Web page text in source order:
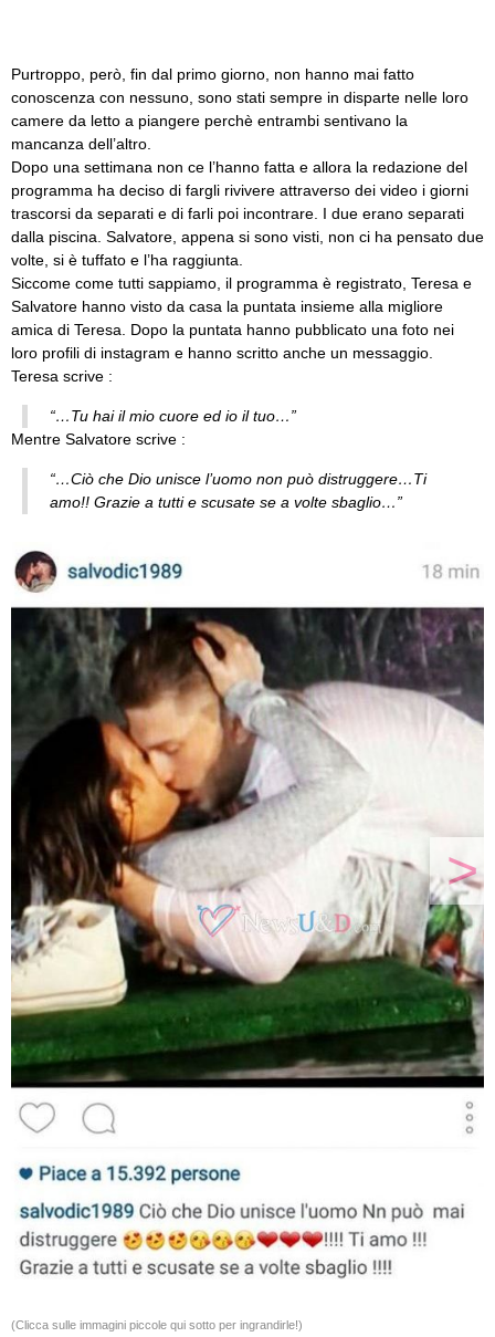
Purtroppo, però, fin dal primo giorno, non hanno mai fatto
conoscenza con nessuno, sono stati sempre in disparte nelle loro
camere da letto a piangere perchè entrambi sentivano la
mancanza dell’altro.
Dopo una settimana non ce l’hanno fatta e allora la redazione del
programma ha deciso di fargli rivivere attraverso dei video i giorni
trascorsi da separati e di farli poi incontrare. I due erano separati
dalla piscina. Salvatore, appena si sono visti, non ci ha pensato due
volte, si è tuffato e l’ha raggiunta.
Siccome come tutti sappiamo, il programma è registrato, Teresa e
Salvatore hanno visto da casa la puntata insieme alla migliore
amica di Teresa. Dopo la puntata hanno pubblicato una foto nei
loro profili di instagram e hanno scritto anche un messaggio.
Teresa scrive :
“…Tu hai il mio cuore ed io il tuo…”
Mentre Salvatore scrive :
“…Ciò che Dio unisce l’uomo non può distruggere…Ti
amo!! Grazie a tutti e scusate se a volte sbaglio…”
>
(Clicca sulle immagini piccole qui sotto per ingrandirle!)